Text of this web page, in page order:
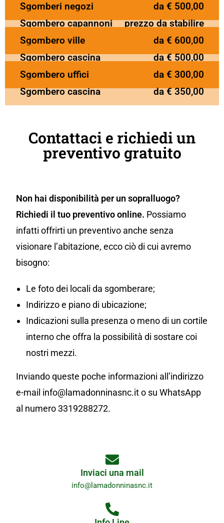
Sgomberi negozi
da € 500,00
Sgombero capannoni
prezzo da stabilire
Sgombero ville
da € 600,00
Sgombero cascina
da € 500,00
Sgombero uffici
da € 300,00
Sgombero cascina
da € 350,00
Contattaci e richiedi un
preventivo gratuito
Non hai disponibilità per un sopralluogo?
Richiedi il tuo preventivo online. Possiamo
infatti offrirti un preventivo anche senza
visionare l’abitazione, ecco ciò di cui avremo
bisogno:
Le foto dei locali da sgomberare;
Indirizzo e piano di ubicazione;
Indicazioni sulla presenza o meno di un cortile
interno che offra la possibilità di sostare coi
nostri mezzi.
Inviando queste poche informazioni all’indirizzo
e-mail info@lamadonninasnc.it o su WhatsApp
al numero 3319288272.
Inviaci una mail
info@lamadonninasnc.it